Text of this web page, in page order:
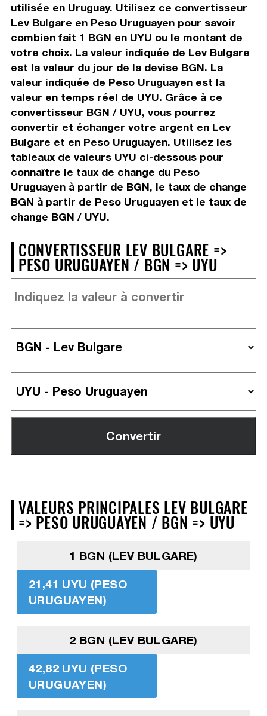
utilisée en Uruguay. Utilisez ce convertisseur
Lev Bulgare en Peso Uruguayen pour savoir
combien fait 1 BGN en UYU ou le montant de
votre choix. La valeur indiquée de Lev Bulgare
est la valeur du jour de la devise BGN. La
valeur indiquée de Peso Uruguayen est la
valeur en temps réel de UYU. Grâce à ce
convertisseur BGN / UYU, vous pourrez
convertir et échanger votre argent en Lev
Bulgare et en Peso Uruguayen. Utilisez les
tableaux de valeurs UYU ci-dessous pour
connaître le taux de change du Peso
Uruguayen à partir de BGN, le taux de change
BGN à partir de Peso Uruguayen et le taux de
change BGN / UYU.
CONVERTISSEUR LEV BULGARE =>
PESO URUGUAYEN / BGN => UYU
VALEURS PRINCIPALES LEV BULGARE
=> PESO URUGUAYEN / BGN => UYU
1 BGN (LEV BULGARE)
21,41 UYU (PESO
URUGUAYEN)
2 BGN (LEV BULGARE)
42,82 UYU (PESO
URUGUAYEN)